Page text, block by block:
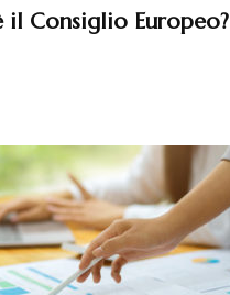
il Consiglio Europeo?